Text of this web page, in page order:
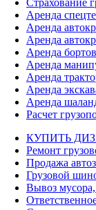
Страхование
Аренда
Аренда
Аренда
Аренда
Аренда
Аренда
Аренда
Аренда
Расчет
КУПИТЬ
Ремонт
Продажа
Грузовой
Вывоз